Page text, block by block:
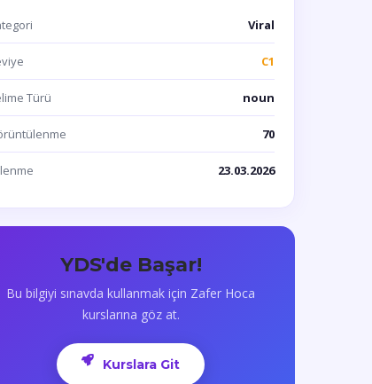
Viral
C1
Türü noun
70
23.03.2026
YDS'de Başar!
Bu bilgiyi sınavda kullanmak için Zafer Hoca
kurslarına göz at.
Kurslara Git